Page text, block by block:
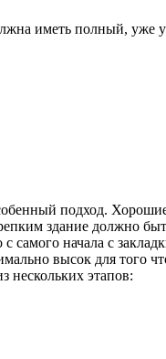
иметь полный, уже
подход.
здание должно
начала с
высок для того
нескольких этапов: